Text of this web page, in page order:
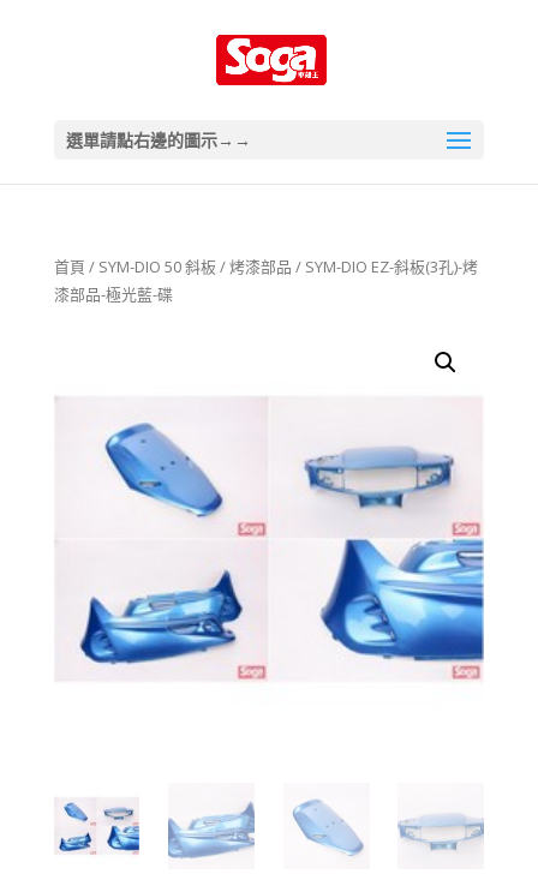
選單請點右邊的圖示→→
首頁 / SYM-DIO 50 斜板 /烤漆部品 / SYM-DIO EZ-斜板(3孔)-烤
漆部品-極光藍-碟